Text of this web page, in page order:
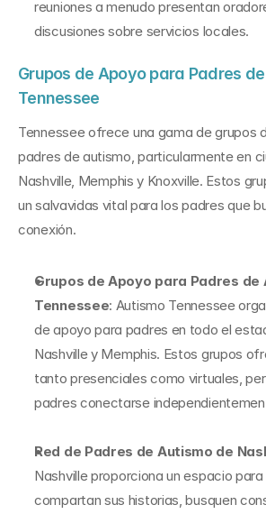
reuniones a menudo presentan
discusiones sobre servicios locales.
Grupos de Apoyo para Padres
Tennessee
Tennessee ofrece una gama de grupos
padres de autismo, particularmente en
Nashville, Memphis y Knoxville. Estos
un salvavidas vital para los padres que
conexión.
Grupos de Apoyo para Padres de
Tennessee: Autismo Tennessee
de apoyo para padres en todo el
Nashville y Memphis. Estos grupos
tanto presenciales como virtuales,
padres conectarse
Red de Padres de Autismo de
Nashville proporciona un espacio
compartan sus historias, busquen